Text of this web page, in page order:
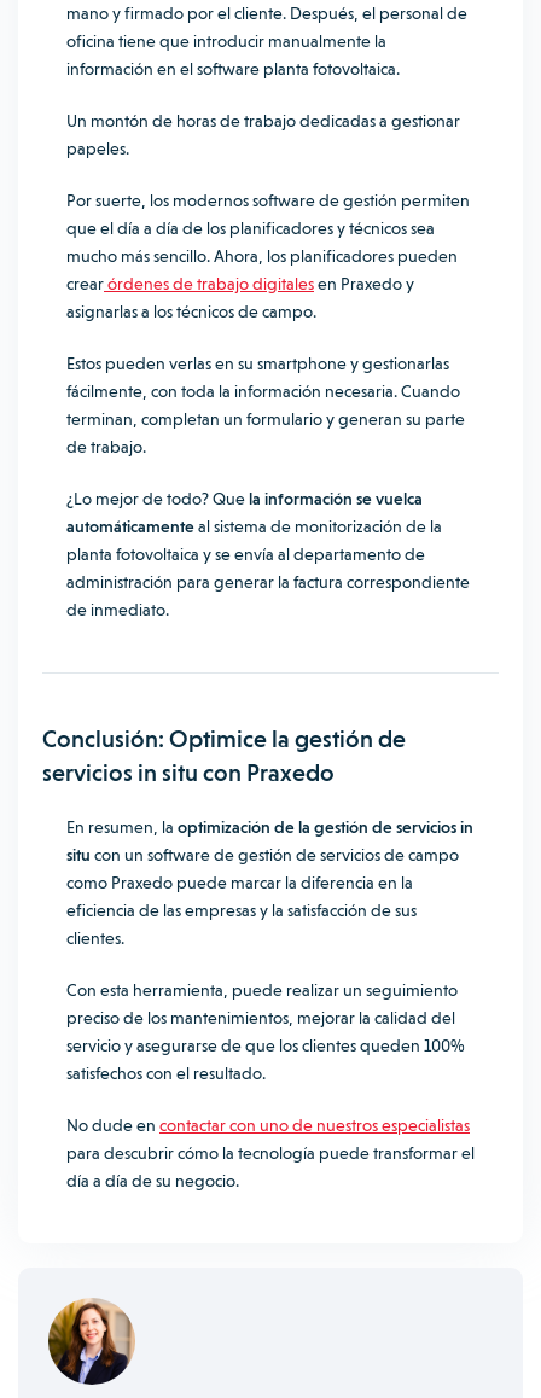
mano y firmado por el cliente. Después, el personal de
oficina tiene que introducir manualmente la
información en el software planta fotovoltaica.
Un montón de horas de trabajo dedicadas a gestionar
papeles.
Por suerte, los modernos software de gestión permiten
que el día a día de los planificadores y técnicos sea
mucho más sencillo. Ahora, los planificadores pueden
crearórdenes de trabajo digitalesen Praxedo y
asignarlas a los técnicos de campo.
Estos pueden verlas en su smartphone y gestionarlas
fácilmente, con toda la información necesaria. Cuando
terminan, completan un formulario y generan su parte
de trabajo.
¿Lo mejor de todo? Quela información se vuelca
automáticamenteal sistema de monitorización de la
planta fotovoltaica y se envía al departamento de
administración para generar la factura correspondiente
de inmediato.
Conclusión: Optimice la gestión de
servicios in situ con Praxedo
En resumen, la optimización de la gestión de servicios in
situ con un software de gestión de servicios de campo
como Praxedo puede marcar la diferencia en la
eficiencia de las empresas y la satisfacción de sus
clientes.
Con esta herramienta, puede realizar un seguimiento
preciso de los mantenimientos, mejorar la calidad del
servicio y asegurarse de que los clientes queden 100%
satisfechos con el resultado.
No dude en contactar con uno de nuestros especialistas
para descubrir cómo la tecnología puede transformar el
día a día de su negocio.